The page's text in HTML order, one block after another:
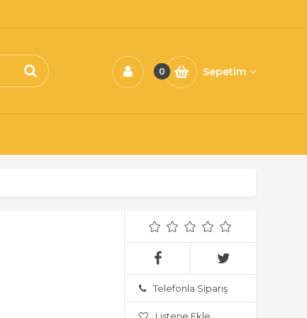
0 Sepetim
Telefonla Sipariş